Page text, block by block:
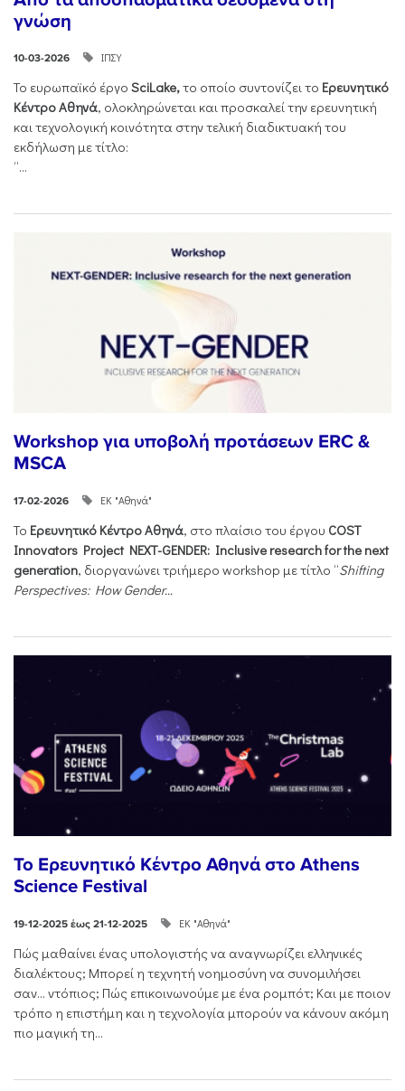
γνώση
10-03-2026 ΙΠΣΥ
Το ευρωπαϊκό έργο SciLake,το οποίο συντονίζει το Ερευνητικό
Κέντρο Αθηνά, ολοκληρώνεται και προσκαλεί την ερευνητική
και τεχνολογική κοινότητα στην τελική διαδικτυακή του
εκδήλωση με τίτλο:
“...
Workshop για υποβολή προτάσεων ERC &
MSCA
17-02-2026 ΕΚ "Αθηνά"
Το Ερευνητικό Κέντρο Αθηνά, στο πλαίσιο του έργου COST
Innovators Project NEXT-GENDER: Inclusive research for the next
generation, διοργανώνει τριήμερο workshop με τίτλο “Shifting
Perspectives: How Gender...
Το Ερευνητικό Κέντρο Αθηνά στο Athens
Science Festival
19-12-2025 έως 21-12-2025 ΕΚ "Αθηνά"
Πώς μαθαίνει ένας υπολογιστής να αναγνωρίζει ελληνικές
διαλέκτους; Μπορεί η τεχνητή νοημοσύνη να συνομιλήσει
σαν… ντόπιος; Πώς επικοινωνούμε με ένα ρομπότ; Και με ποιον
τρόπο η επιστήμη και η τεχνολογία μπορούν να κάνουν ακόμη
πιο μαγική τη...